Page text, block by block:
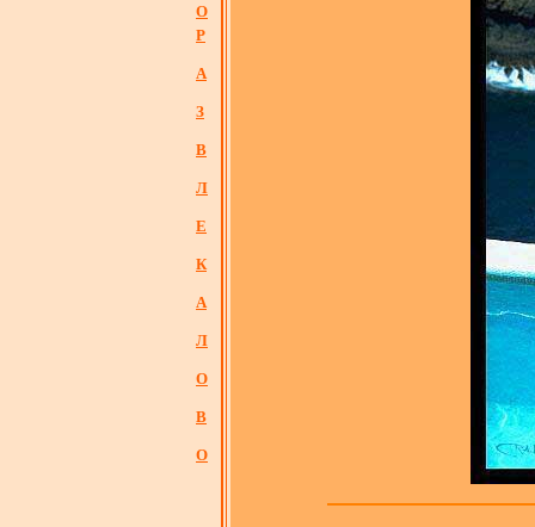
О
Р
А
З
В
Л
Е
К
А
Л
О
В
О